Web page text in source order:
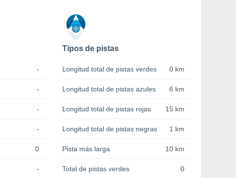
-
-
-
-
0
-
Tipos de pistas
Longitud total de pistas verdes 0 km
Longitud total de pistas azules 6 km
Longitud total de pistas rojas 15 km
Longitud total de pistas negras 1 km
Pista más larga 10 km
Total de pistas verdes 0